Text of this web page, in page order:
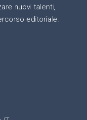
nuovi talenti,
editoriale.